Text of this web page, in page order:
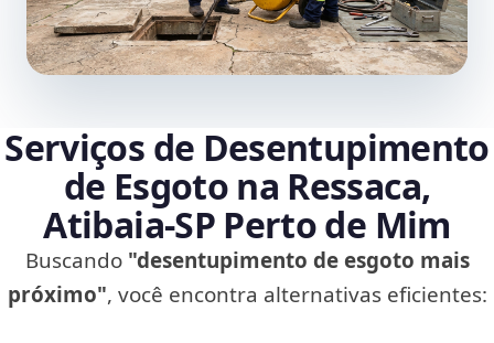
Serviços de Desentupimento
de Esgoto na Ressaca,
Atibaia‑SP Perto de Mim
Buscando "desentupimento de esgoto mais
próximo", você encontra alternativas eficientes: